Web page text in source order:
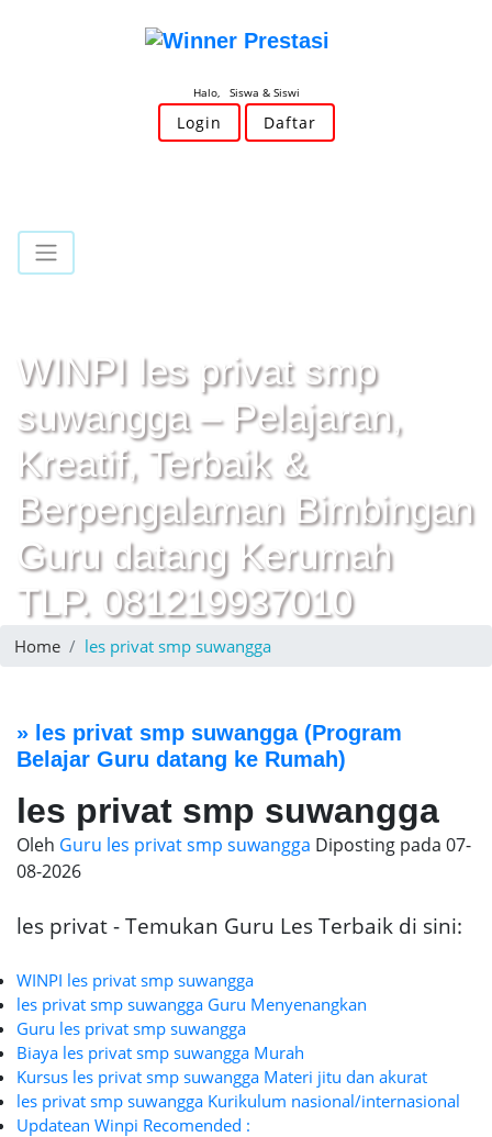
Halo, Siswa & Siswi
Login Daftar
WINPI les privat smp
suwangga – Pelajaran,
Kreatif, Terbaik &
Berpengalaman Bimbingan
Guru datang Kerumah
TLP. 081219937010
Home les privat smp suwangga
» les privat smp suwangga(Program
Belajar Guru datang ke Rumah)
les privat smp suwangga
Oleh Guru les privat smp suwangga Diposting pada 07-
08-2026
les privat - Temukan Guru Les Terbaik di sini:
WINPI les privat smp suwangga
les privat smp suwangga Guru Menyenangkan
Guru les privat smp suwangga
Biaya les privat smp suwangga Murah
Kursus les privat smp suwangga Materi jitu dan akurat
les privat smp suwangga Kurikulum nasional/internasional
Updatean Winpi Recomended :